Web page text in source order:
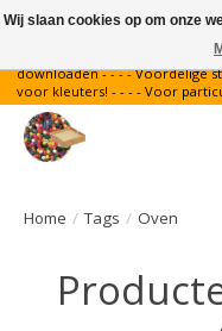
Gratis verzending binnen
downloaden - - - - Voordelige
voor kleuters! - - - - Voor
Home / Tags / Oven
Wij slaan cookies op om onze